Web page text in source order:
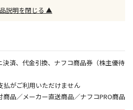
。
事が必要な商品です。別途費用が発
ざいます。
説明を閉じる ▲
決済、代金引換、ナフコ商品券（株主優待
がご利用いただけません
品／メーカー直送商品／ナフコPRO商品